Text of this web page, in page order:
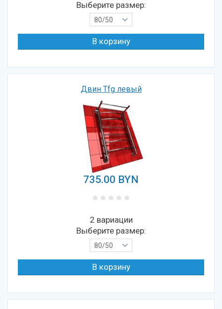
Выберите размер:
80/50
Двин Tfg левый
735.00 BYN
2 вариации
Выберите размер:
80/50